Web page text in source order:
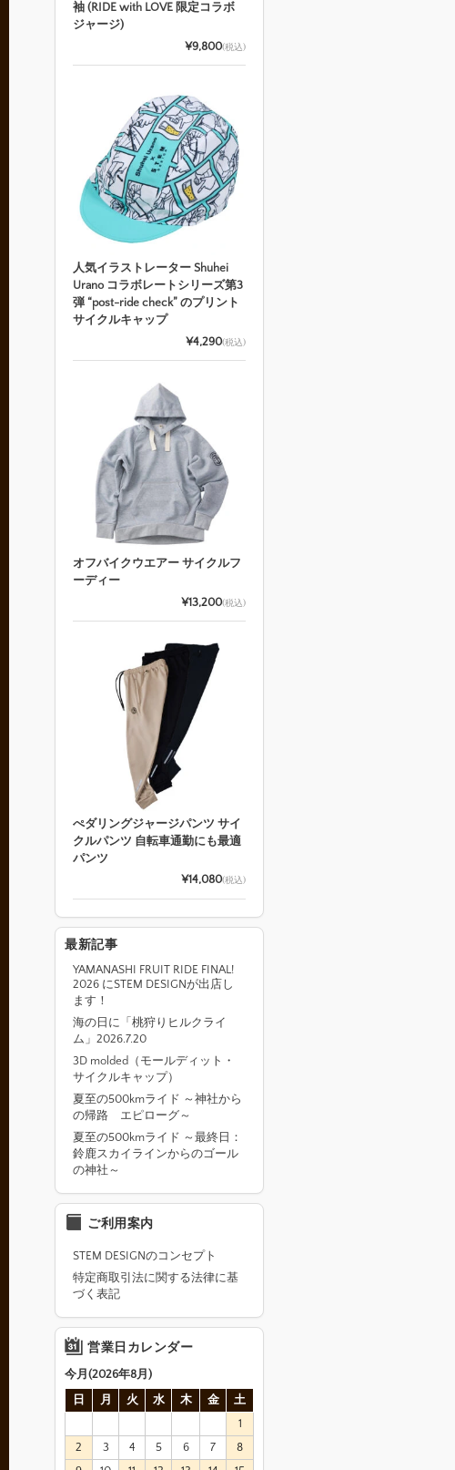
袖 (RIDE with LOVE 限定コラボ
ジャージ)
¥9,800(税込)
人気イラストレーター Shuhei
Urano コラボレートシリーズ第3
弾 “post-ride check” のプリント
サイクルキャップ
¥4,290(税込)
オフバイクウエアー サイクルフ
ーディー
¥13,200(税込)
ぺダリングジャージパンツ サイ
クルパンツ 自転車通勤にも最適
パンツ
¥14,080(税込)
最新記事
YAMANASHI FRUIT RIDE FINAL!
2026 にSTEM DESIGNが出店し
ます！
海の日に「桃狩りヒルクライ
ム」2026.7.20
3D molded（モールディット・
サイクルキャップ）
夏至の500kmライド ～神社から
の帰路 エピローグ～
夏至の500kmライド ～最終日：
鈴鹿スカイラインからのゴール
の神社～
ご利用案内
STEM DESIGNのコンセプト
特定商取引法に関する法律に基
づく表記
営業日カレンダー
今月(2026年8月)
日
月 火 水 木 金
土
1
2
3 4 5 6 7
8